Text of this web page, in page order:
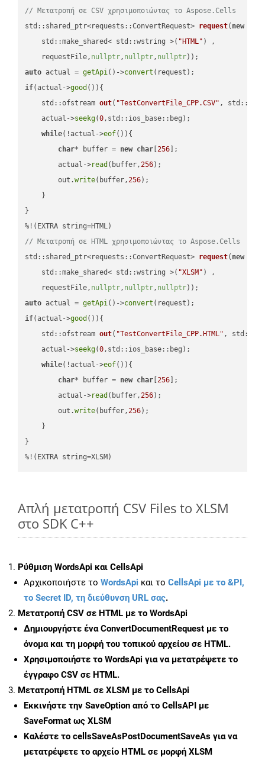
// Μετατροπή σε CSV χρησιμοποιώντας το Aspose.Cells
std::shared_ptr<requests::ConvertRequest> request( new
    std::make_shared< std::wstring >(
"HTML" ) ,
    requestFile,
nullptr, nullptr, nullptr))
auto actual = getApi()->convert
if(actual->good ()){
std::ofstream out( "TestConvertFile_CPP.CSV" ,
    actual->
seekg(0,std::ios_base::beg);
while(!actual->eof()){
char* buffer = new char [256 ];
        actual->
read (buffer,256);
        out.
write(buffer,256);
    }
}
// Μετατροπή σε HTML χρησιμοποιώντας το Aspose.Cells
std::shared_ptr<requests::ConvertRequest> request( new
    std::make_shared< std::wstring >(
"XLSM" ) ,
    requestFile,
nullptr, nullptr, nullptr))
auto actual = getApi()->convert
if(actual->good ()){
std::ofstream out( "TestConvertFile_CPP.HTML" ,
    actual->
seekg(0,std::ios_base::beg);
while(!actual->eof()){
char* buffer = new char [256 ];
        actual->
read (buffer,256);
        out.
write(buffer,256);
    }
}
%!(EXTRA string=XLSM)
Απλή μετατροπή CSV Files to XLSM
στο SDK C++
Ρύθμιση WordsApi και CellsApi
Αρχικοποιήστε το WordsApi και το CellsApi με το &PI,
το Secret ID, τη διεύθυνση URL σας.
Μετατροπή CSV σε HTML με το WordsApi
Δημιουργήστε έναConvertDocumentRequest με το
όνομα και τη μορφή του τοπικού αρχείου σε HTML.
Χρησιμοποιήστε το WordsApi για να μετατρέψετε το
έγγραφο CSV σε HTML.
Μετατροπή HTML σε XLSM με το CellsApi
Εκκινήστε την SaveOption από το CellsAPI με
SaveFormat ως XLSM
Καλέστε το cellsSaveAsPostDocumentSaveAs για να
μετατρέψετε το αρχείο HTML σε μορφή XLSM